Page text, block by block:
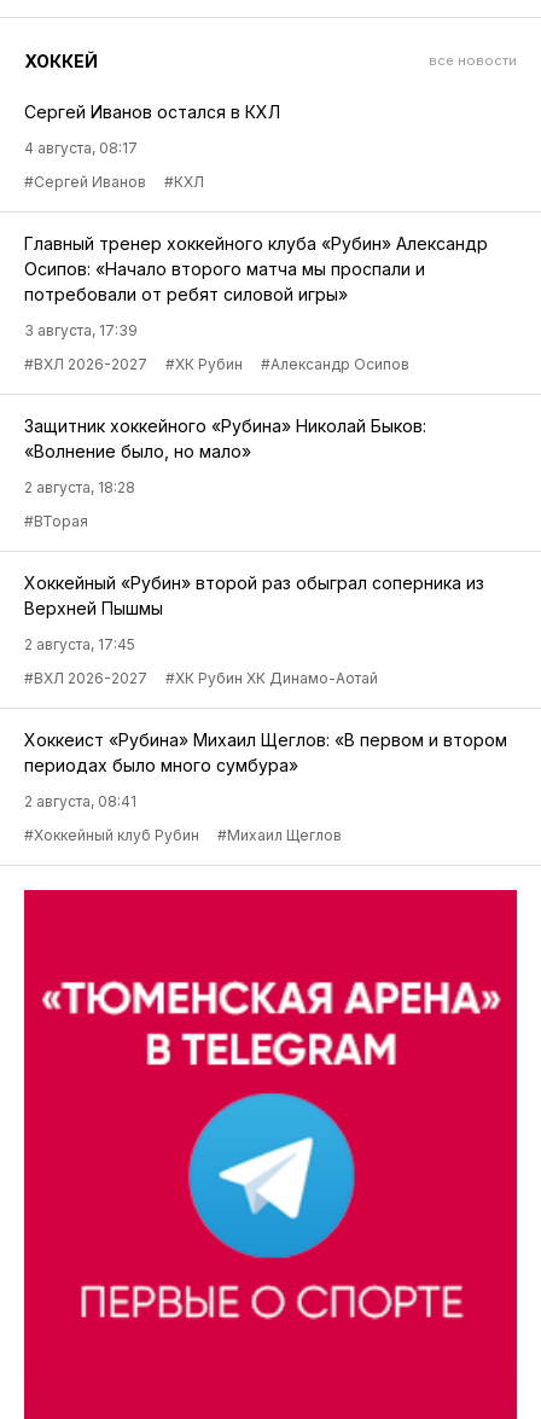
ХОККЕЙ все новости
Сергей Иванов остался в КХЛ
4 августа, 08:17
#Сергей Иванов
#КХЛ
Главный тренер хоккейного клуба «Рубин» Александр
Осипов: «Начало второго матча мы проспали и
потребовали от ребят силовой игры»
3 августа, 17:39
#ВХЛ 2026-2027
#ХК Рубин #Александр Осипов
Защитник хоккейного «Рубина» Николай Быков:
«Волнение было, но мало»
2 августа, 18:28
#ВТорая
Хоккейный «Рубин» второй раз обыграл соперника из
Верхней Пышмы
2 августа, 17:45
#ВХЛ 2026-2027
#ХК Рубин ХК Динамо-Аотай
Хоккеист «Рубина» Михаил Щеглов: «В первом и втором
периодах было много сумбура»
2 августа, 08:41
#Хоккейный клуб Рубин
#Михаил Щеглов